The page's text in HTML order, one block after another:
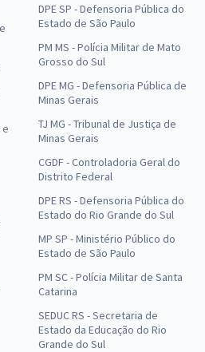
DPE SP - Defensoria Pública do
Estado de São Paulo
PM MS - Polícia Militar de Mato
Grosso do Sul
DPE MG - Defensoria Pública de
Minas Gerais
TJ MG - Tribunal de Justiça de
Minas Gerais
CGDF - Controladoria Geral do
Distrito Federal
DPE RS - Defensoria Pública do
Estado do Rio Grande do Sul
MP SP - Ministério Público do
Estado de São Paulo
PM SC - Polícia Militar de Santa
Catarina
SEDUC RS - Secretaria de
Estado da Educação do Rio
Grande do Sul